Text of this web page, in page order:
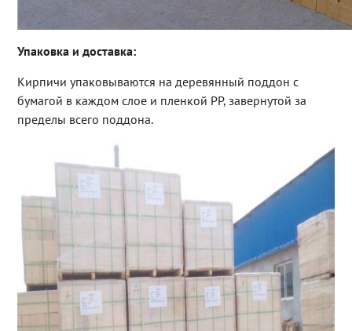
Упаковка и доставка:
Кирпичи упаковываются на деревянный поддон с
бумагой в каждом слое и пленкой PP, завернутой за
пределы всего поддона.